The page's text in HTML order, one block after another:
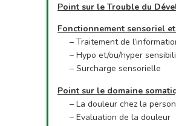
Point sur le Trouble du
Fonctionnement sensoriel
– Traitement de
– Hypo et/ou/hyper
– Surcharge sensorielle
Point sur le domaine
– La douleur chez la
– Evaluation de la douleur